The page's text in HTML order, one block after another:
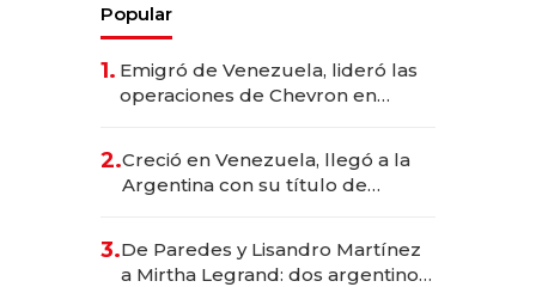
Popular
1. Emigró de Venezuela, lideró las
operaciones de Chevron en
2.Creció en Venezuela, llegó a la
Argentina con su título de
las marcas "fast premium"
3.De Paredes y Lisandro Martínez
a Mirtha Legrand: dos argentinos